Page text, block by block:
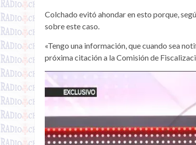
Colchado evitó ahondar en esto porque,
sobre este caso.
«Tengo una información, que cuando sea
próxima citación a la Comisión de